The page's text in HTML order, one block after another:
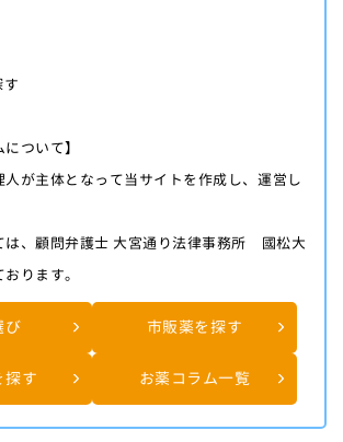
ついて】
人が主体となって当サイトを作成し、運営し
は、顧問弁護士 大宮通り法律事務所 國松大
ります。
び 市販薬を探す
探す お薬コラム一覧